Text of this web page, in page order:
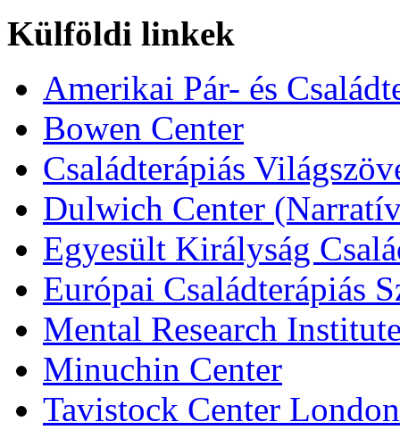
Külföldi linkek
Amerikai Pár- és
Bowen Center
Családterápiás
Dulwich Center
Egyesült Királyság
Európai Családterápiás
Mental Research
Minuchin Center
Tavistock Center London